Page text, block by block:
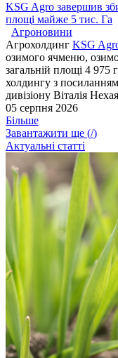
KSG Agro завершив
площі майже 5 тис. Га
Агроновини
Агрохолдинг KSG
озимого ячменю,
загальній площі 4 975
холдингу з
дивізіону Віталія
05 серпня 2026
Більше
Завантажити ще (/)
Актуальні статті